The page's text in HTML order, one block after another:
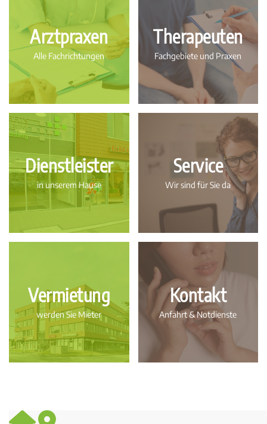
Arztpraxen
Alle Fachrichtungen
Therapeuten
Fachgebiete und Praxen
Dienstleister
in unserem Hause
Service
Wir sind für Sie da
Vermietung
werden Sie Mieter
Kontakt
Anfahrt & Notdienste